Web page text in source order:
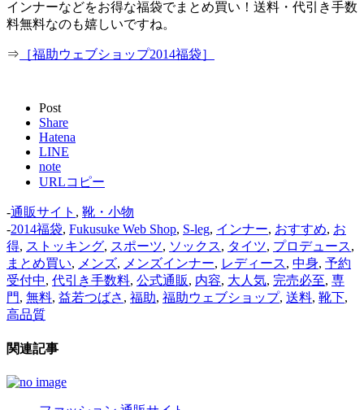
インナーなどをお得な福袋でまとめ買い！送料・代引き手数
料無料なのも嬉しいですね。
⇒ ［福助ウェブショップ2014福袋］
Post
Share
Hatena
LINE
note
URLコピー
-通販サイト , 靴・小物
-2014福袋, Fukusuke Web Shop, S-leg, インナー, おすすめ, お
得, ストッキング, スポーツ, ソックス, タイツ, プロデュース,
まとめ買い, メンズ, メンズインナー, レディース, 中身, 予約
受付中, 代引き手数料, 公式通販, 内容, 大人気, 完売必至, 専
門, 無料, 益若つばさ , 福助, 福助ウェブショップ, 送料, 靴下,
高品質
関連記事